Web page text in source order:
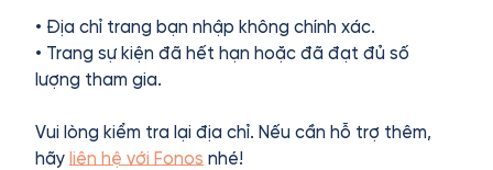
• Địa chỉ trang bạn nhập không chính xác.
• Trang sự kiện đã hết hạn hoặc đã đạt đủ số
lượng tham gia.
Vui lòng kiểm tra lại địa chỉ. Nếu cần hỗ trợ thêm,
hãy liên hệ với Fonos nhé!